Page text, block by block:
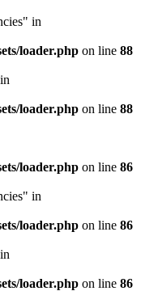
in
loader.php on line 88
loader.php on line 88
loader.php on line 86
in
loader.php on line 86
loader.php on line 86